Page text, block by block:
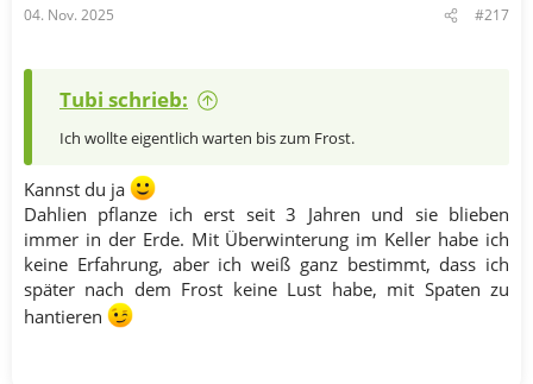
04. Nov. 2025 #217
Tubi schrieb:
Ich wollte eigentlich warten bis zum Frost.
Kannst du ja
Dahlien pflanze ich erst seit 3 Jahren und sie blieben
immer in der Erde. Mit Überwinterung im Keller habe ich
keine Erfahrung, aber ich weiß ganz bestimmt, dass ich
später nach dem Frost keine Lust habe, mit Spaten zu
hantieren